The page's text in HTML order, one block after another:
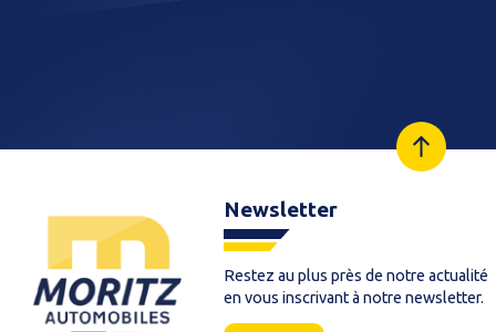
Newsletter
Restez au plus près de notre actualité
en vous inscrivant à notre newsletter.